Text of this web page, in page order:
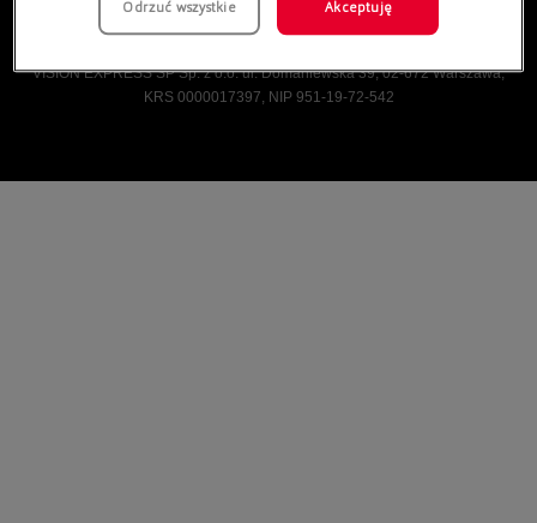
VISION EXPRESS SP Sp. z o.o. ul. Domaniewska 39, 02-672 Warszawa,
KRS 0000017397, NIP 951-19-72-542
Odrzuć wszystkie Akceptuję